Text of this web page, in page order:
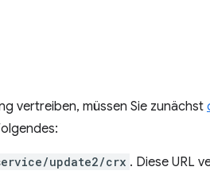
vertreiben, müssen Sie zunächst
update2/crx . Diese URL